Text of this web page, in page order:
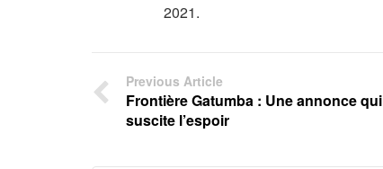
2021.
Previous Article
Frontière Gatumba : Une annonce qui
suscite l’espoir